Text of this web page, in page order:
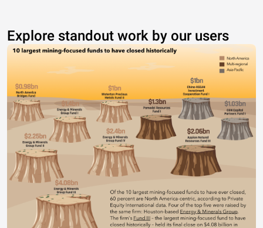
Explore standout work by our users